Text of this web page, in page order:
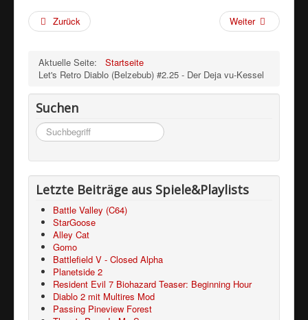
Zurück Weiter
Aktuelle Seite:
Startseite
Let's Retro Diablo (Belzebub) #2.25 - Der Deja vu-Kessel
Suchen
Suchen
...
Letzte Beiträge aus Spiele&Playlists
Battle Valley (C64)
StarGoose
Alley Cat
Gomo
Battlefield V - Closed Alpha
Planetside 2
Resident Evil 7 Biohazard Teaser: Beginning Hour
Diablo 2 mit Multires Mod
Passing Pineview Forest